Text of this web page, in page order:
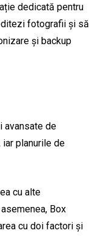
dedicată pentru
fotografii și să
și backup
avansate de
planurile de
cu alte
Box
cu doi factori și